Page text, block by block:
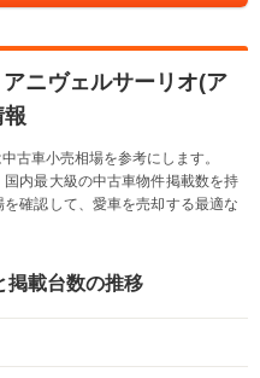
ニヴェルサーリオ(ア
古車小売相場を参考にします。
内最大級の中古車物件掲載数を持
確認して、愛車を売却する最適な
掲載台数の推移